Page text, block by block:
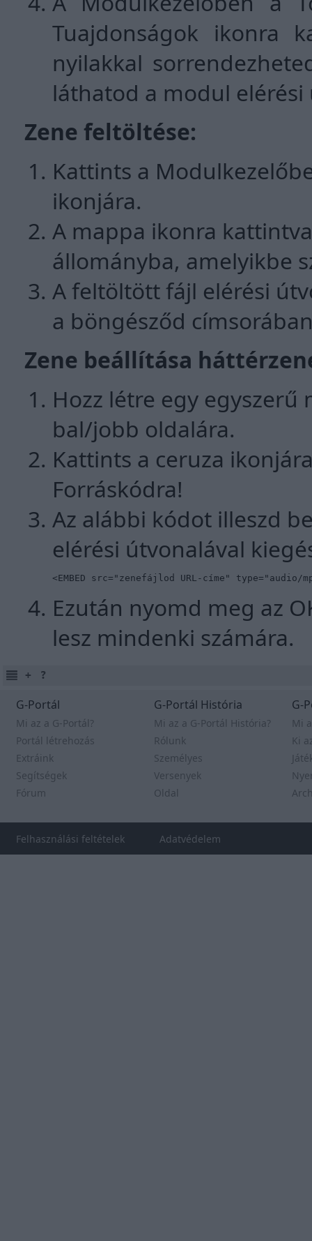
Tuajdonságok ikonra
nyilakkal
láthatod a modul
Zene feltöltése:
Kattints a
ikonjára.
A mappa ikonra
állományba, amelyikbe
A feltöltött fájl elérési
a böngésződ
Zene beállítása
Hozz létre egy
bal/jobb oldalára.
Kattints a ceruza
Forráskódra!
Az alábbi kódot illeszd
elérési útvonalával
<EMBED src="zenefájlod URL-címe"
Ezután nyomd meg az
lesz mindenki számára.
G-Portál
Mi az a G-Portál?
Portál létrehozás
Extráink
Segítségek
Fórum
G-Portál História
Mi az a G-Portál História?
Rólunk
Személyes
Versenyek
Oldal
G-
Mi
Ki
Felhasználási feltételek Adatvédelem